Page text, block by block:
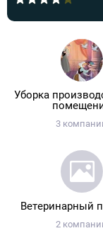
Уборка
3
Ветеринарный
2